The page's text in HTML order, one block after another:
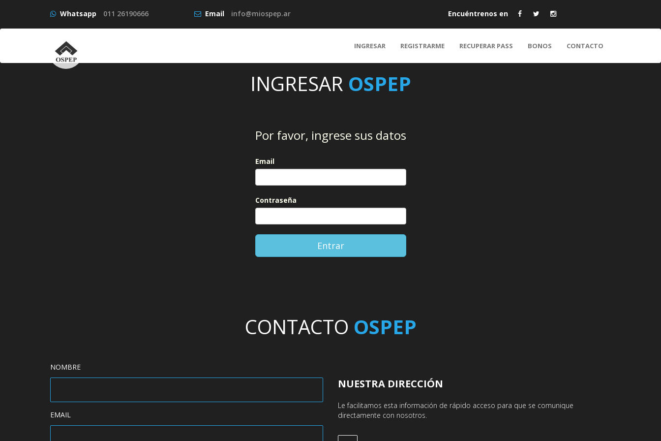
Whatsapp 011 26190666 Email info@miospep.ar Encuéntrenos en
INGRESAR REGISTRARME RECUPERAR PASS BONOS CONTACTO
INGRESAR OSPEP
Por favor, ingrese sus datos
Email
Contraseña
Entrar
CONTACTO OSPEP
NOMBRE
EMAIL
NUESTRA DIRECCIÓN
Le facilitamos esta información de rápido acceso para que se comunique
directamente con nosotros.